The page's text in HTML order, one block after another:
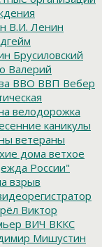
В.И. Ленин
Брусиловский
Валерий
ВВО ВВП Вебер
велодорожка
каникулы
ветераны
дома ветхое
России"
взрыв
Виктор
ВИЧ ВККС
Мишустин